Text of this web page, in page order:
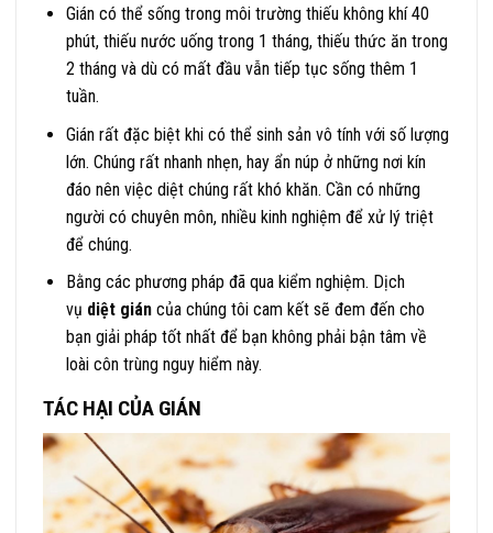
Gián có thể sống trong môi trường thiếu không khí 40
phút, thiếu nước uống trong 1 tháng, thiếu thức ăn trong
2 tháng và dù có mất đầu vẫn tiếp tục sống thêm 1
tuần.
Gián rất đặc biệt khi có thể sinh sản vô tính với số lượng
lớn. Chúng rất nhanh nhẹn, hay ẩn núp ở những nơi kín
đáo nên việc diệt chúng rất khó khăn. Cần có những
người có chuyên môn, nhiều kinh nghiệm để xử lý triệt
để chúng.
Bằng các phương pháp đã qua kiểm nghiệm. Dịch
vụ diệt giáncủa chúng tôi cam kết sẽ đem đến cho
bạn giải pháp tốt nhất để bạn không phải bận tâm về
loài côn trùng nguy hiểm này.
TÁC HẠI CỦA GIÁN